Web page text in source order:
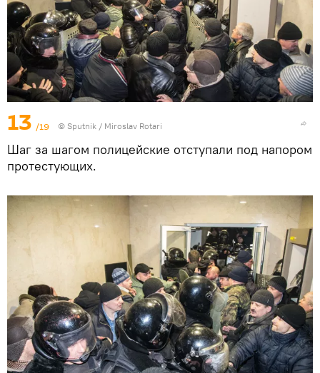
13 /19 © Sputnik / Miroslav Rotari
Шаг за шагом полицейские отступали под напором
протестующих.